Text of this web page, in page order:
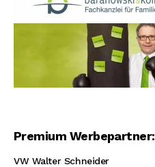
Premium Werbepartner:
VW Walter Schneider